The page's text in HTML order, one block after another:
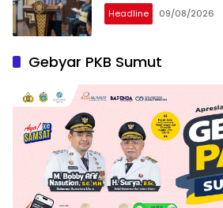
Headline 09/08/2026
Gebyar PKB Sumut